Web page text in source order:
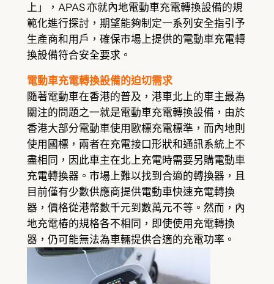
上」，APAS 亦就內地電動車充電轉換設備的規
範化進行探討，期望能夠制定一系列安全指引予
生產商和用戶，確保市場上提供的電動車充電轉
換設備符合安全要求。
電動車充電轉換設備的迫切需求
隨著電動車在香港的普及，港車北上的車主最為
關注的問題之一就是電動車充電轉換設備，由於
香港大部分電動車使用歐標充電標準，而內地則
使用國標，兩者在充電接口形狀和通訊系統上不
盡相同，因此車主在北上充電時需要另購電動車
充電轉換器。市場上難以找到合適的轉換器，且
目前僅有少數供應商提供電動車快速充電轉換
器，價格從港幣數千元到數萬元不等。然而，內
地充電樁的規格各不相同，即使使用充電轉換
器，仍可能無法為車輛提供合適的充電功率。